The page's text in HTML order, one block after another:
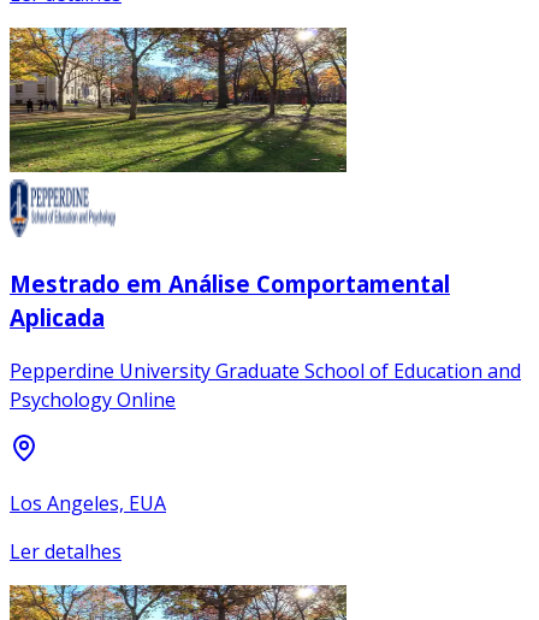
Mestrado em Análise Comportamental
Aplicada
Pepperdine University Graduate School of Education and
Psychology Online
Los Angeles, EUA
Ler detalhes